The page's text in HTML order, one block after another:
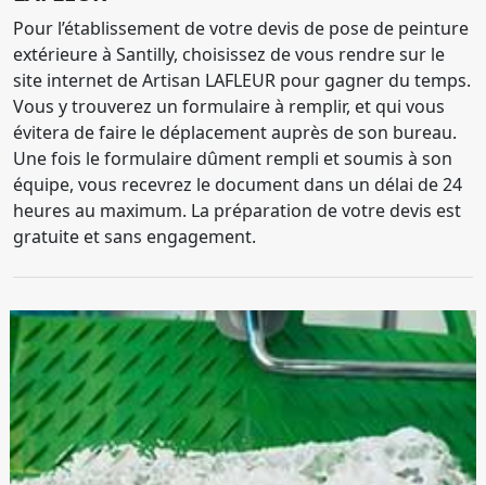
Pour l’établissement de votre devis de pose de peinture
extérieure à Santilly, choisissez de vous rendre sur le
site internet de Artisan LAFLEUR pour gagner du temps.
Vous y trouverez un formulaire à remplir, et qui vous
évitera de faire le déplacement auprès de son bureau.
Une fois le formulaire dûment rempli et soumis à son
équipe, vous recevrez le document dans un délai de 24
heures au maximum. La préparation de votre devis est
gratuite et sans engagement.